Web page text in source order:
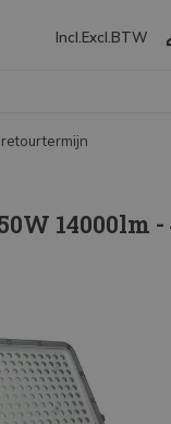
Incl. Excl. BTW
Tot 10 jaar garantie
14000lm -